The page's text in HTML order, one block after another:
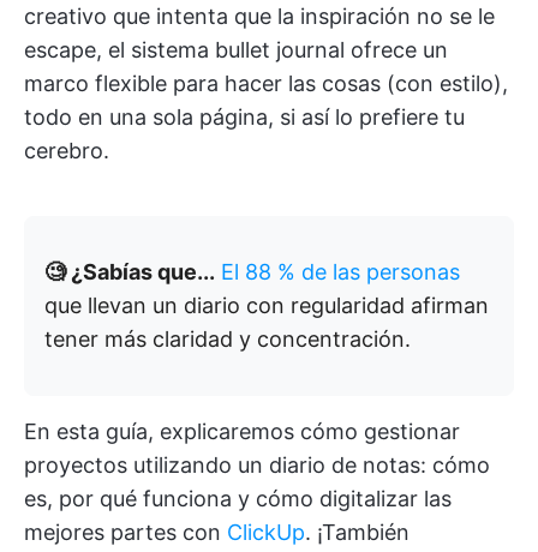
creativo que intenta que la inspiración no se le
escape, el sistema bullet journal ofrece un
marco flexible para hacer las cosas (con estilo),
todo en una sola página, si así lo prefiere tu
cerebro.
🧐 ¿Sabías que... El 88 % de las personas
que llevan un diario con regularidad afirman
tener más claridad y concentración.
En esta guía, explicaremos cómo gestionar
proyectos utilizando un diario de notas: cómo
es, por qué funciona y cómo digitalizar las
mejores partes con ClickUp. ¡También